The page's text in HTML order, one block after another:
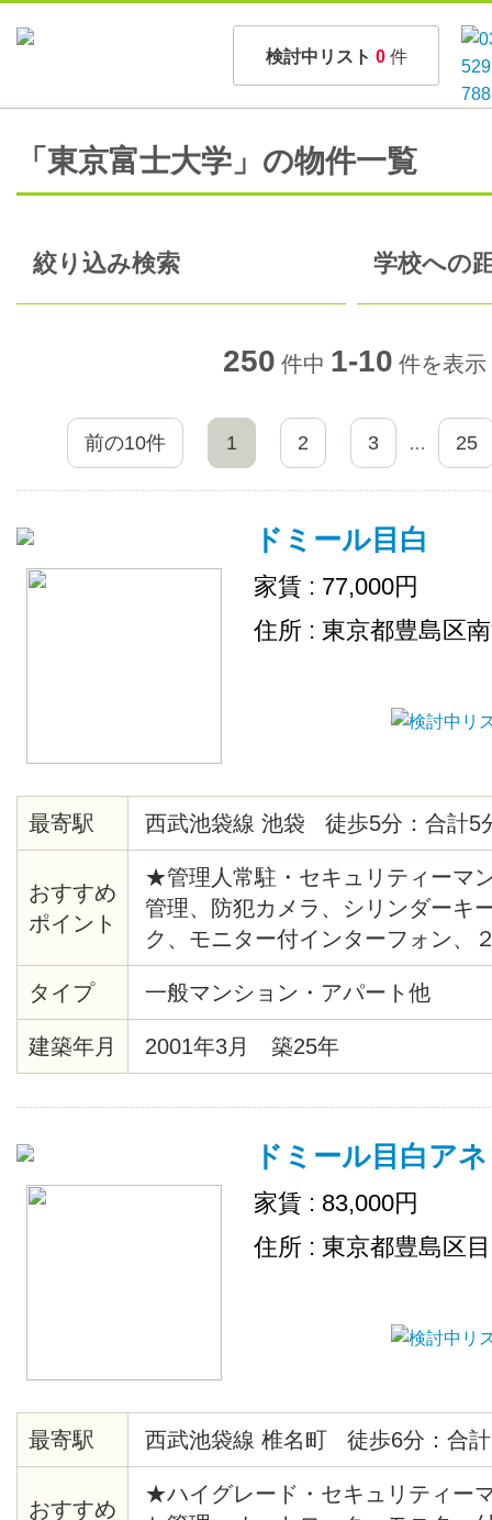
検討中リスト 0 件
「東京富士大学」の物件一覧
絞り込み検索 学校への
250 件中 1-10 件を表示
前の10件 1 2 3 … 25
ドミール目白
家賃 : 77,000円
住所 : 東京都豊島区
最寄駅 西武池袋線 池袋 徒歩5分：合計5
おすすめ
ポイント
★管理人常駐・セキュリティー
管理、防犯カメラ、シリンダーキ
ク、モニター付インターフォン、
システム給湯、バストイレ別、洗
ー、クッションフロア、各居室照
ト、シューズボックス、エレベー
ー、ゴミ置場、駐輪場、地上デジ
タイプ 一般マンション・アパート他
建築年月 2001年3月 築25年
ドミール目白ア
家賃 : 83,000円
住所 : 東京都豊島区
最寄駅 西武池袋線 椎名町 徒歩6分：合
おすすめ
★ハイグレード・セキュリティ